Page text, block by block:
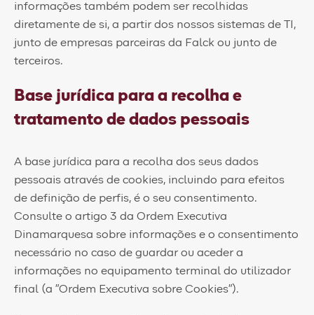
informações também podem ser recolhidas
diretamente de si, a partir dos nossos sistemas de TI,
junto de empresas parceiras da Falck ou junto de
terceiros.
Base jurídica para a recolha e
tratamento de dados pessoais
A base jurídica para a recolha dos seus dados
pessoais através de cookies, incluindo para efeitos
de definição de perfis, é o seu consentimento.
Consulte o artigo 3 da Ordem Executiva
Dinamarquesa sobre informações e o consentimento
necessário no caso de guardar ou aceder a
informações no equipamento terminal do utilizador
final (a "Ordem Executiva sobre Cookies").